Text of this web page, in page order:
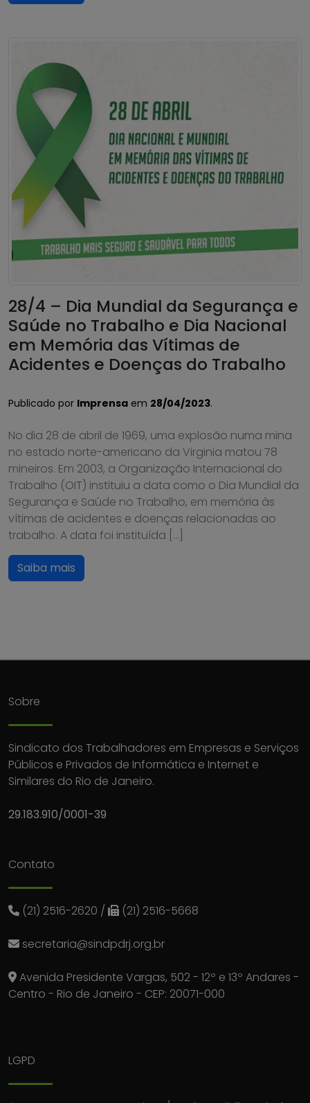
28/4 – Dia Mundial da Segurança e
Saúde no Trabalho e Dia Nacional
em Memória das Vítimas de
Acidentes e Doenças do Trabalho
Publicado por Imprensa em 28/04/2023.
No dia 28 de abril de 1969, uma explosão numa mina
no estado norte-americano da Virginia matou 78
mineiros. Em 2003, a Organização Internacional do
Trabalho (OIT) instituiu a data como o Dia Mundial da
Segurança e Saúde no Trabalho, em memória às
vítimas de acidentes e doenças relacionadas ao
trabalho. A data foi instituída […]
Saiba mais
Sobre
Sindicato dos Trabalhadores em Empresas e Serviços
Públicos e Privados de Informática e Internet e
Similares do Rio de Janeiro.
29.183.910/0001-39
Contato
(21) 2516-2620 / (21) 2516-5668
secretaria@sindpdrj.org.br
Avenida Presidente Vargas, 502 - 12º e 13º Andares -
Centro - Rio de Janeiro - CEP: 20071-000
LGPD